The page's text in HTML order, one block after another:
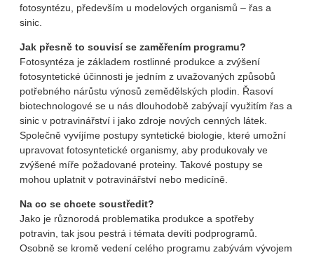
fotosyntézu, především u modelových organismů – řas a
sinic.
Jak přesně to souvisí se zaměřením programu?
Fotosyntéza je základem rostlinné produkce a zvýšení
fotosyntetické účinnosti je jedním z uvažovaných způsobů
potřebného nárůstu výnosů zemědělských plodin. Řasoví
biotechnologové se u nás dlouhodobě zabývají využitím řas a
sinic v potravinářství i jako zdroje nových cenných látek.
Společně vyvíjíme postupy syntetické biologie, které umožní
upravovat fotosyntetické organismy, aby produkovaly ve
zvýšené míře požadované proteiny. Takové postupy se
mohou uplatnit v potravinářství nebo medicíně.
Na co se chcete soustředit?
Jako je různorodá problematika produkce a spotřeby
potravin, tak jsou pestrá i témata devíti podprogramů.
Osobně se kromě vedení celého programu zabývám vývojem